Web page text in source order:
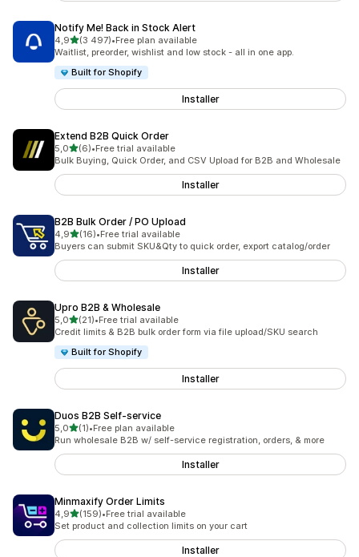
Notify Me! Back in Stock Alert
4,9av 5 stjerner
(3 497)
Totalt 3497 omtaler
•Free plan available
Waitlist, preorder, wishlist and low stock - all in one app.
Built for Shopify
Installer
Extend B2B Quick Order
5,0av 5 stjerner
(6)
Totalt 6 omtaler
•Free trial available
Bulk Buying, Quick Order, and CSV Upload for B2B and Wholesale
Installer
B2B Bulk Order / PO Upload
4,9av 5 stjerner
(16)
Totalt 16 omtaler
•Free trial available
Buyers can submit SKU&Qty to quick order, export catalog/order
Installer
Upro B2B & Wholesale
5,0av 5 stjerner
(21)
Totalt 21 omtaler
•Free trial available
Credit limits & B2B bulk order form via file upload/SKU search
Built for Shopify
Installer
Duos B2B Self‑service
5,0av 5 stjerner
(1)
Totalt 1 omtaler
•Free plan available
Run wholesale B2B w/ self-service registration, orders, & more
Installer
Minmaxify Order Limits
4,9av 5 stjerner
(159)
Totalt 159 omtaler
•Free trial available
Set product and collection limits on your cart
Installer